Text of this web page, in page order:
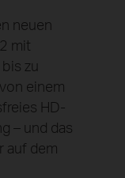
neuen
mit
zu
einem
HD-
– und das
auf dem